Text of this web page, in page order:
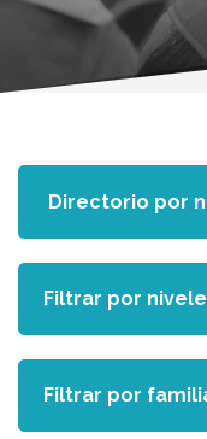
Filtrar por
Filtrar por